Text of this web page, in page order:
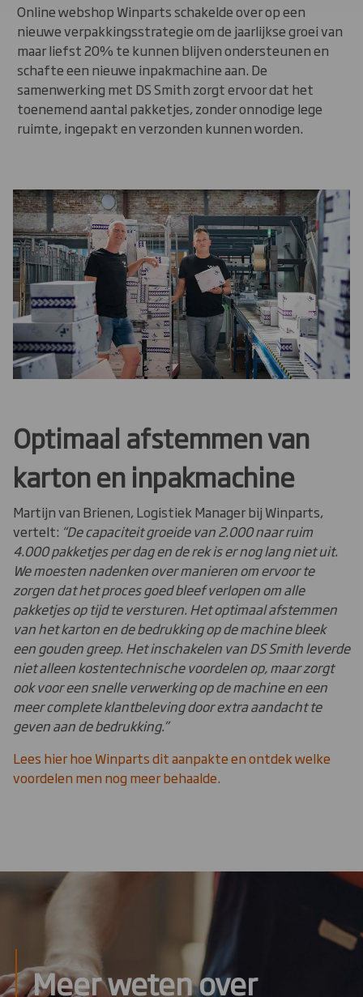
Online webshop Winparts schakelde over op een
nieuwe verpakkingsstrategie om de jaarlijkse groei van
maar liefst 20% te kunnen blijven ondersteunen en
schafte een nieuwe inpakmachine aan. De
samenwerking met DS Smith zorgt ervoor dat het
toenemend aantal pakketjes, zonder onnodige lege
ruimte, ingepakt en verzonden kunnen worden.
Optimaal afstemmen van
karton en inpakmachine
Martijn van Brienen, Logistiek Manager bij Winparts,
vertelt: “De capaciteit groeide van 2.000 naar ruim
4.000 pakketjes per dag en de rek is er nog lang niet uit.
We moesten nadenken over manieren om ervoor te
zorgen dat het proces goed bleef verlopen om alle
pakketjes op tijd te versturen. Het optimaal afstemmen
van het karton en de bedrukking op de machine bleek
een gouden greep. Het inschakelen van DS Smith leverde
niet alleen kostentechnische voordelen op, maar zorgt
ook voor een snelle verwerking op de machine en een
meer complete klantbeleving door extra aandacht te
geven aan de bedrukking.”
Lees hier hoe Winparts dit aanpakte en ontdek welke
voordelen men nog meer behaalde.
Meer weten over